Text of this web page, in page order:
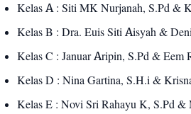
Kelas A : Siti MK Nurjanah, S.Pd &
Kelas B : Dra. Euis Siti Aisyah &
Kelas C : Januar Aripin, S.Pd & Eem
Kelas D : Nina Gartina, S.H.i &
Kelas E : Novi Sri Rahayu K, S.Pd